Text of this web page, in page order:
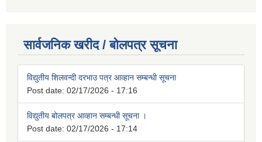
सार्वजनिक खरीद / बोलपत्र सूचना
विद्युतीय शिलवन्दी दरभाउ पत्र आव्हान सम्बन्धी सूचना
Post date: 02/17/2026 - 17:16
विद्युतीय बोलपत्र आव्हान सम्बन्धी सूचना ।
Post date: 02/17/2026 - 17:14